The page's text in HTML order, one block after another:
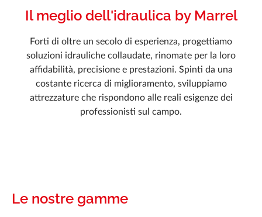
Il meglio dell'idraulica by Marrel
Forti di oltre un secolo di esperienza, progettiamo
soluzioni idrauliche collaudate, rinomate per la loro
affidabilità, precisione e prestazioni. Spinti da una
costante ricerca di miglioramento, sviluppiamo
attrezzature che rispondono alle reali esigenze dei
professionisti sul campo.
Le nostre gamme
Documentazione
Notizie
Carriera